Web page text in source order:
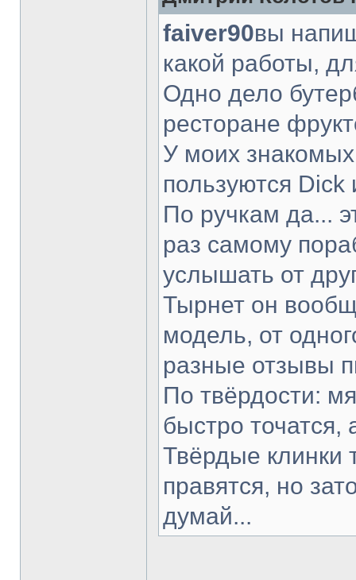
faiver90вы
какой работы,
Одно дело
ресторане
У моих
пользуются Dick
По ручкам да...
раз самому
услышать от
Тырнет он
модель, от
разные отзывы
По твёрдости:
быстро точатся,
Твёрдые клинки
правятся, но
думай...